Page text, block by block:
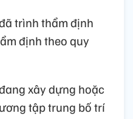
trình thẩm định
định theo quy
xây dựng hoặc
tập trung bố trí